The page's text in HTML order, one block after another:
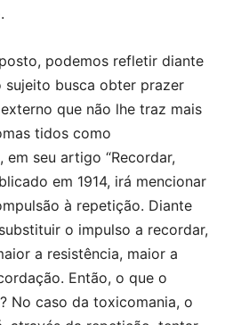
podemos refletir diante
sujeito busca obter prazer
que não lhe traz mais
tidos como
em seu artigo “Recordar,
em 1914, irá mencionar
à repetição. Diante
o impulso a recordar,
a resistência, maior a
Então, o que o
No caso da toxicomania, o